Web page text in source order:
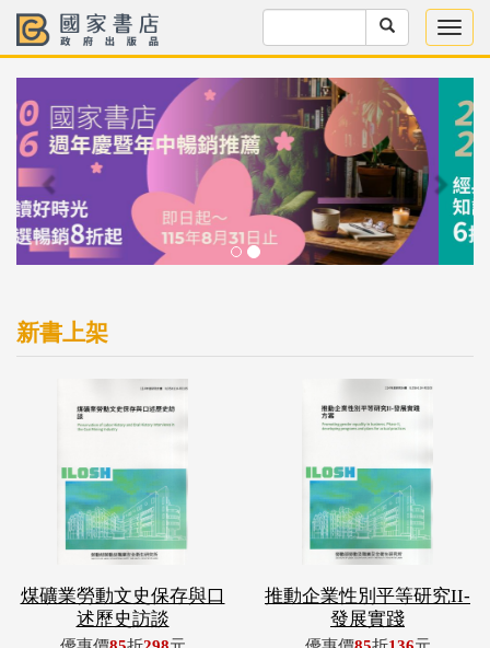
新書上架
煤礦業勞動文史保存與口
述歷史訪談
推動企業性別平等研究II-
發展實踐